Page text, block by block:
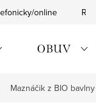
online
OBUV
Maznáčik z BIO